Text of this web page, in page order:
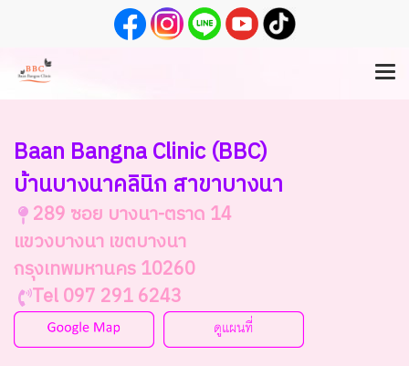
Baan Bangna Clinic(BBC)
บ้านบางนาคลินิก สาขาบางนา
289 ซอย บางนา-ตราด 14
แขวงบางนา เขตบางนา
กรุงเทพมหานคร 10260
Tel 097 291 6243